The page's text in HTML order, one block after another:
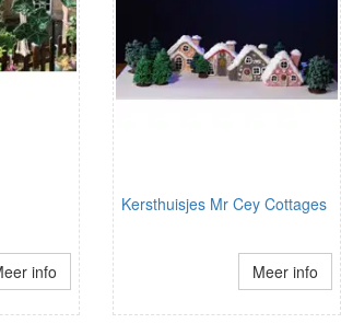
info
Kersthuisjes Mr Cey Cottages
Meer info